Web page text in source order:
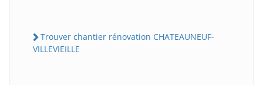
Trouver chantier rénovation CHATEAUNEUF-
VILLEVIEILLE